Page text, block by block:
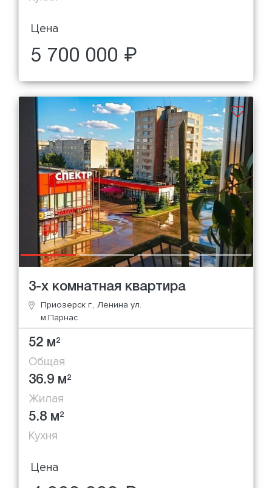
Цена
5 700 000 ₽
3-х комнатная квартира
Приозерск г., Ленина ул.
м.Парнас
52 м2
Общая
36.9 м2
Жилая
5.8 м2
Кухня
Цена